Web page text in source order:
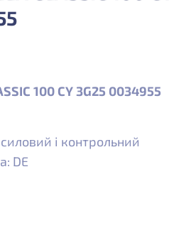
100 CY 3G25 0034955
і контрольний
DE